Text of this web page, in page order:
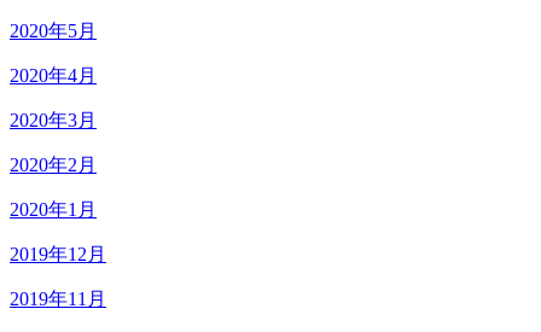
2020年5月
2020年4月
2020年3月
2020年2月
2020年1月
2019年12月
2019年11月